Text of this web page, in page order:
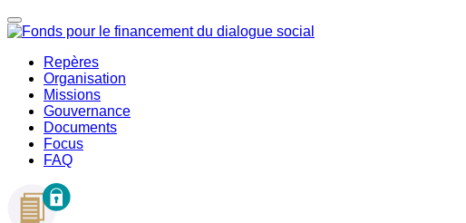
Repères
Organisation
Missions
Gouvernance
Documents
Focus
FAQ